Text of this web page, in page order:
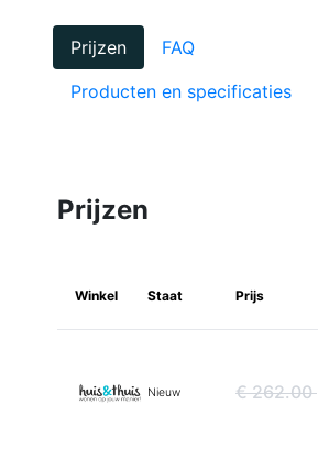
Prijzen
FAQ
Producten en specificaties
Prijzen
Winkel Staat Prijs
Nieuw € 262.00